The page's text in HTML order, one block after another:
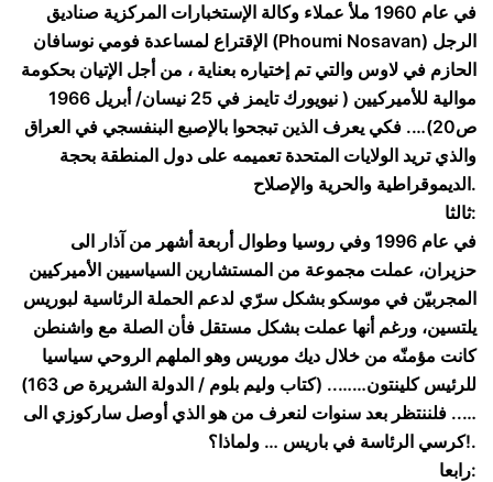
في عام 1960 ملأ عملاء وكالة الإستخبارات المركزية صناديق
الإقتراع لمساعدة فومي نوسافان (Phoumi Nosavan) الرجل
الحازم في لاوس والتي تم إختياره بعناية ، من أجل الإتيان بحكومة
موالية للأميركيين ( نيويورك تايمز في 25 نيسان/ أبريل 1966
ص20)…. فكي يعرف الذين تبجحوا بالإصبع البنفسجي في العراق
والذي تريد الولايات المتحدة تعميمه على دول المنطقة بحجة
الديموقراطية والحرية والإصلاح.
ثالثا:
في عام 1996 وفي روسيا وطوال أربعة أشهر من آذار الى
حزيران، عملت مجموعة من المستشارين السياسيين الأميركيين
المجربيّن في موسكو بشكل سرّي لدعم الحملة الرئاسية لبوريس
يلتسين، ورغم أنها عملت بشكل مستقل فأن الصلة مع واشنطن
كانت مؤمنّه من خلال ديك موريس وهو الملهم الروحي سياسيا
للرئيس كلينتون…….. (كتاب وليم بلوم / الدولة الشريرة ص 163)
….. فلننتظر بعد سنوات لنعرف من هو الذي أوصل ساركوزي الى
كرسي الرئاسة في باريس … ولماذا؟!.
رابعا: